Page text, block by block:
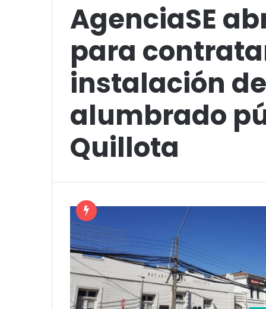
AgenciaSE
para
instalación
alumbrado
Quillota